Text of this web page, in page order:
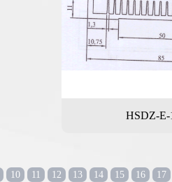
HSDZ-E-
10 11 12 13 14 15 16
17